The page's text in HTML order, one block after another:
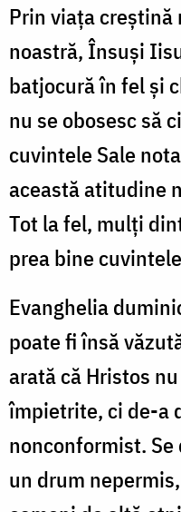
Prin viața creștină
noastră, Însuși
batjocură în fel și
nu se obosesc să
cuvintele Sale
această atitudine
Tot la fel, mulți
prea bine
Evanghelia
poate fi însă
arată că Hristos
împietrite, ci de-a
nonconformist.
un drum